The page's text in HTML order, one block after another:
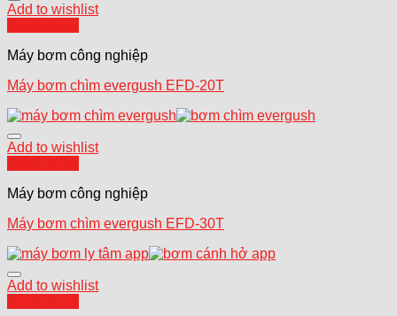
Add to wishlist
Máy bơm công nghiệp
Máy bơm chìm evergush EFD-20T
Add to wishlist
Máy bơm công nghiệp
Máy bơm chìm evergush EFD-30T
Add to wishlist